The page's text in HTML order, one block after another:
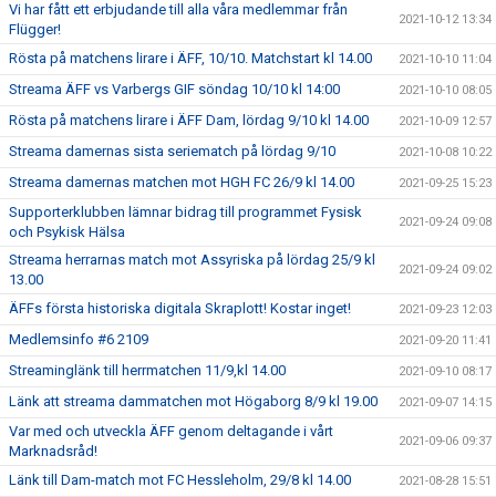
Vi har fått ett erbjudande till alla våra medlemmar från
Flügger!
2021-10-12 13:34
Rösta på matchens lirare i ÄFF, 10/10. Matchstart kl 14.00 2021-10-10 11:04
Streama ÄFF vs Varbergs GIF söndag 10/10 kl 14:00 2021-10-10 08:05
Rösta på matchens lirare i ÄFF Dam, lördag 9/10 kl 14.00 2021-10-09 12:57
Streama damernas sista seriematch på lördag 9/10 2021-10-08 10:22
Streama damernas matchen mot HGH FC 26/9 kl 14.00 2021-09-25 15:23
Supporterklubben lämnar bidrag till programmet Fysisk
och Psykisk Hälsa
2021-09-24 09:08
Streama herrarnas match mot Assyriska på lördag 25/9 kl
13.00
2021-09-24 09:02
ÄFFs första historiska digitala Skraplott! Kostar inget! 2021-09-23 12:03
Medlemsinfo #6 2109 2021-09-20 11:41
Streaminglänk till herrmatchen 11/9,kl 14.00 2021-09-10 08:17
Länk att streama dammatchen mot Högaborg 8/9 kl 19.00 2021-09-07 14:15
Var med och utveckla ÄFF genom deltagande i vårt
Marknadsråd!
2021-09-06 09:37
Länk till Dam-match mot FC Hessleholm, 29/8 kl 14.00 2021-08-28 15:51